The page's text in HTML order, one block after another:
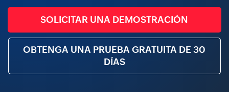
SOLICITAR UNA DEMOSTRACIÓN
OBTENGA UNA PRUEBA GRATUITA DE 30
DÍAS